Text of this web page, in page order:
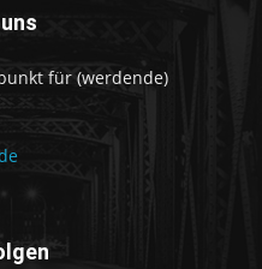
für (werdende)